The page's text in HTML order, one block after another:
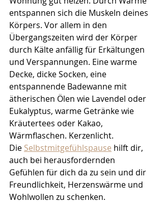
entspannen sich die Muskeln deines
Körpers. Vor allem in den
Übergangszeiten wird der Körper
durch Kälte anfällig für Erkältungen
und Verspannungen. Eine warme
Decke, dicke Socken, eine
entspannende Badewanne mit
ätherischen Ölen wie Lavendel oder
Eukalyptus, warme Getränke wie
Kräutertees oder Kakao,
Wärmflaschen. Kerzenlicht.
Die Selbstmitgefühlspause hilft dir,
auch bei herausfordernden
Gefühlen für dich da zu sein und dir
Freundlichkeit, Herzenswärme und
Wohlwollen zu schenken.